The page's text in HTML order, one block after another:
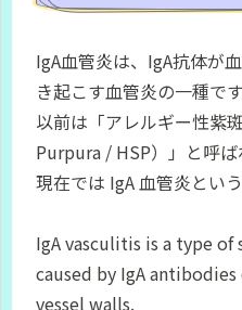
IgA血管炎は、IgA抗体が
き起こす血管炎の一種です
以前は「アレルギー性紫
Purpura / HSP）」と呼ば
現在では IgA 血管炎とい
IgA vasculitis is a type
caused by IgA
vessel walls.